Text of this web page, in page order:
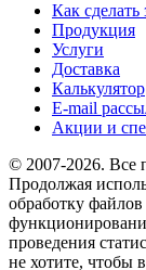
Как сделать
Продукция
Услуги
Доставка
Калькулятор
E-mail
Акции и
© 2007-2026. Все
Продолжая
обработку
проведения
не хотите, чтобы